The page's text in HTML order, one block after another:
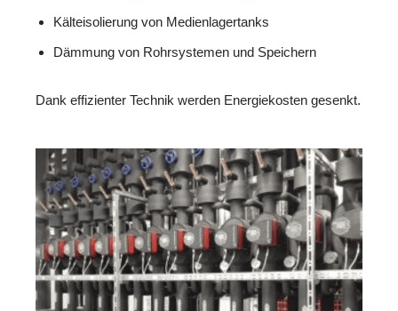
Kälteisolierung von Medienlagertanks
Dämmung von Rohrsystemen und Speichern
Dank effizienter Technik werden Energiekosten gesenkt.